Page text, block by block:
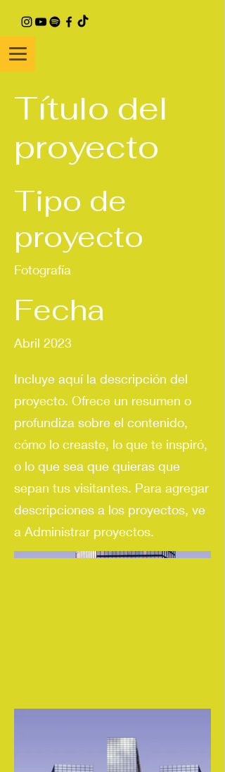
Título del
proyecto
Tipo de
proyecto
Fotografía
Fecha
Abril 2023
Incluye aquí la descripción del
proyecto. Ofrece un resumen o
profundiza sobre el contenido,
cómo lo creaste, lo que te inspiró,
o lo que sea que quieras que
sepan tus visitantes. Para agregar
descripciones a los proyectos, ve
a Administrar proyectos.